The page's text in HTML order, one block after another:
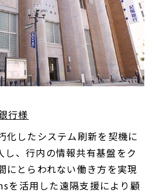
行様
化したシステム刷新を契機に
、行内の情報共有基盤をク
にとらわれない働き方を実現
を活用した遠隔支援により顧